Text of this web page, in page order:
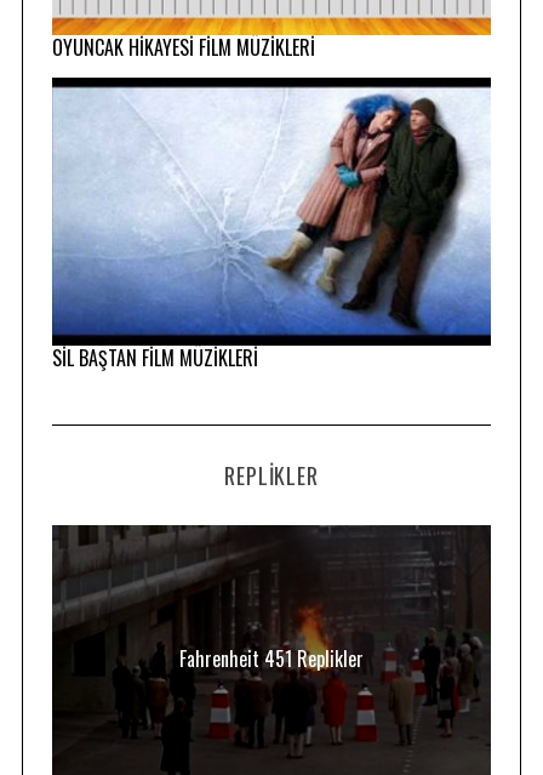
OYUNCAK HİKAYESİ FİLM MÜZİKLERİ
SİL BAŞTAN FİLM MÜZİKLERİ
REPLIKLER
Fahrenheit 451 Replikler